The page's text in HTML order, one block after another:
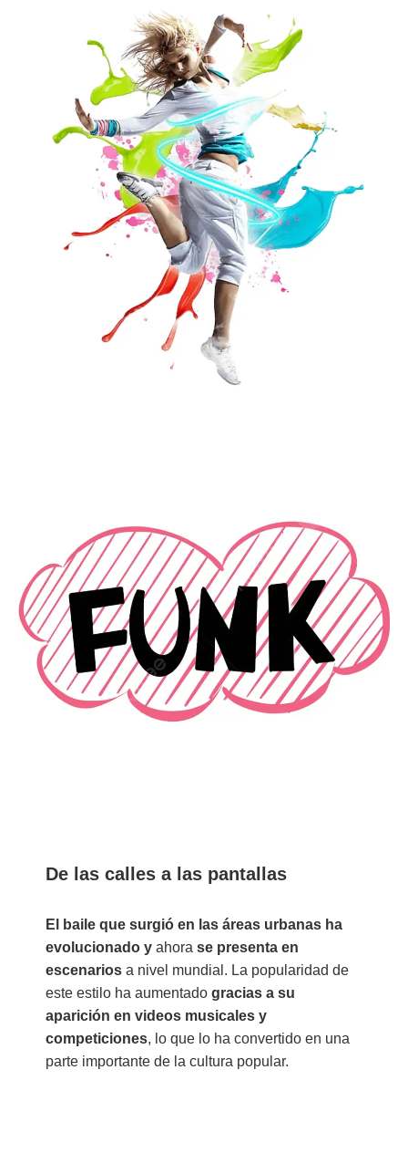
De las calles a las pantallas
El baile que surgió en las áreas urbanas ha
evolucionado y ahora se presenta en
escenarios a nivel mundial. La popularidad de
este estilo ha aumentado gracias a su
aparición en videos musicales y
competiciones, lo que lo ha convertido en una
parte importante de la cultura popular.